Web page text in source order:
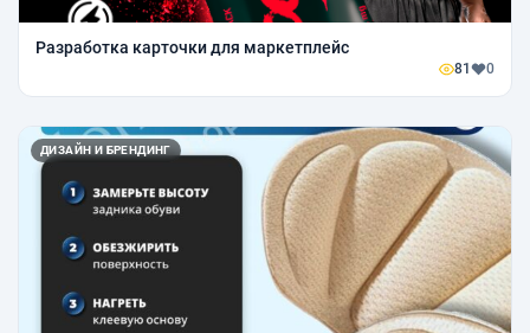
Разработка карточки для маркетплейс
81 0
ДИЗАЙН И БРЕНДИНГ